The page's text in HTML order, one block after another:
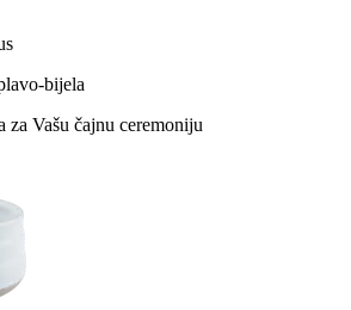
bijela
za Vašu čajnu ceremoniju